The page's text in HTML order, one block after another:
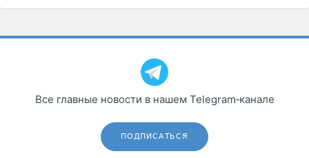
Все главные новости в нашем Telegram‑канале
ПОДПИСАТЬСЯ